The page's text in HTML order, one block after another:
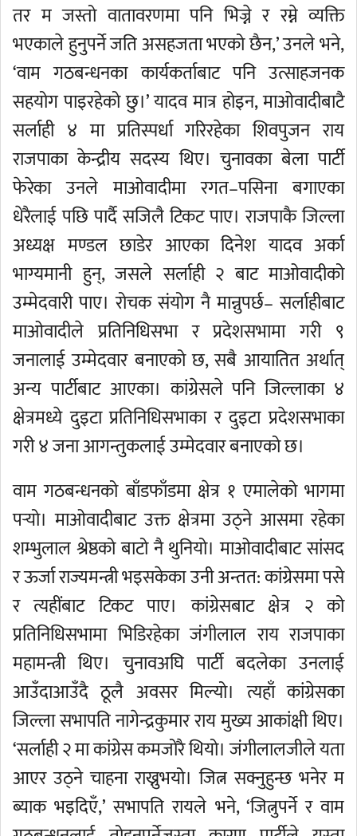
तर म जस्तो वातावरणमा पनि भिज्ने र रम्ने व्यक्ति
भएकाले हुनुपर्ने जति असहजता भएको छैन,’ उनले भने,
‘वाम गठबन्धनका कार्यकर्ताबाट पनि उत्साहजनक
सहयोग पाइरहेको छु।’ यादव मात्र होइन, माओवादीबाटै
सर्लाही ४ मा प्रतिस्पर्धा गरिरहेका शिवपुजन राय
राजपाका केन्द्रीय सदस्य थिए। चुनावका बेला पार्टी
फेरेका उनले माओवादीमा रगत–पसिना बगाएका
धेरैलाई पछि पार्दै सजिलै टिकट पाए। राजपाकै जिल्ला
अध्यक्ष मण्डल छाडेर आएका दिनेश यादव अर्का
भाग्यमानी हुन्, जसले सर्लाही २ बाट माओवादीको
उम्मेदवारी पाए। रोचक संयोग नै मान्नुपर्छ– सर्लाहीबाट
माओवादीले प्रतिनिधिसभा र प्रदेशसभामा गरी ९
जनालाई उम्मेदवार बनाएको छ, सबै आयातित अर्थात्
अन्य पार्टीबाट आएका। कांग्रेसले पनि जिल्लाका ४
क्षेत्रमध्ये दुइटा प्रतिनिधिसभाका र दुइटा प्रदेशसभाका
गरी ४ जना आगन्तुकलाई उम्मेदवार बनाएको छ।
वाम गठबन्धनको बाँडफाँडमा क्षेत्र १ एमालेको भागमा
पर्‍यो। माओवादीबाट उक्त क्षेत्रमा उठ्ने आसमा रहेका
शम्भुलाल श्रेष्ठको बाटो नै थुनियो। माओवादीबाट सांसद
र ऊर्जा राज्यमन्त्री भइसकेका उनी अन्तत: कांग्रेसमा पसे
र त्यहींबाट टिकट पाए। कांग्रेसबाट क्षेत्र २ को
प्रतिनिधिसभामा भिडिरहेका जंगीलाल राय राजपाका
महामन्त्री थिए। चुनावअघि पार्टी बदलेका उनलाई
आउँदाआउँदै ठूलै अवसर मिल्यो। त्यहाँ कांग्रेसका
जिल्ला सभापति नागेन्द्रकुमार राय मुख्य आकांक्षी थिए।
‘सर्लाही २ मा कांग्रेस कमजोरै थियो। जंगीलालजीले यता
आएर उठ्ने चाहना राख्नुभयो। जित्न सक्नुहुन्छ भनेर म
ब्याक भइदिएँ,’ सभापति रायले भने, ‘जित्नुपर्ने र वाम